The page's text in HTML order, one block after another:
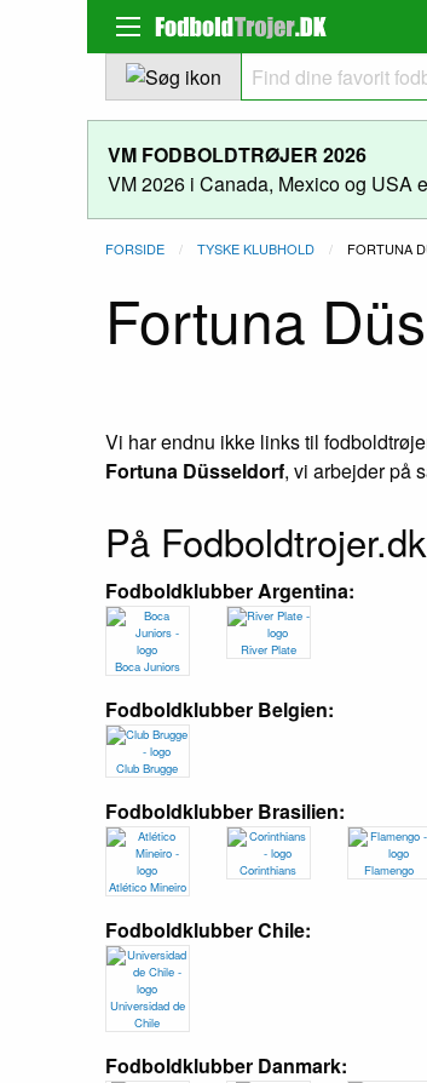
VM FODBOLDTRØJER 2026
VM 2026 i Canada, Mexico og USA
FORSIDE TYSKE KLUBHOLD FORTUNA
Fortuna
Vi har endnu ikke links til
Fortuna Düsseldorf, vi arbejder på
På
Fodboldklubber Argentina:
Boca Juniors
River Plate
Fodboldklubber Belgien:
Club Brugge
Fodboldklubber Brasilien:
Atlético Mineiro
Corinthians Flamengo
Fodboldklubber Chile:
Universidad de
Chile
Fodboldklubber Danmark: